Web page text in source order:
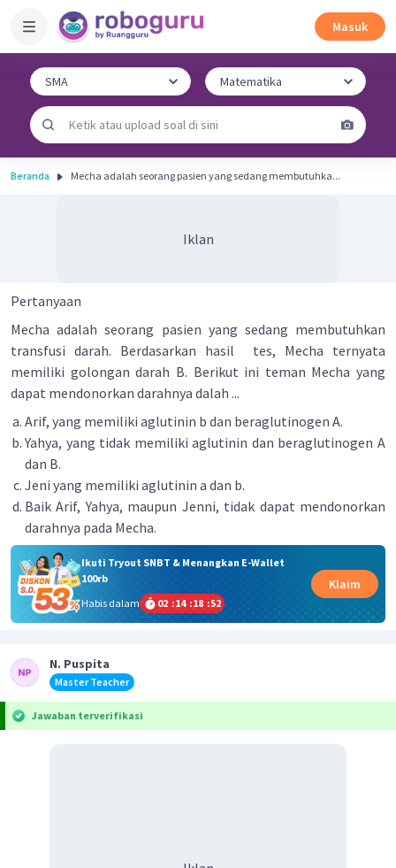
Masuk
Beranda Mecha adalah seorang pasien yang sedang membutuhka...
Iklan
Pertanyaan
Mecha adalah seorang pasien yang sedang membutuhkan
transfusi darah. Berdasarkan hasil tes, Mecha ternyata
memiliki golongan darah B. Berikut ini teman Mecha yang
dapat mendonorkan darahnya dalah ...
Arif, yang memiliki aglutinin b dan beraglutinogen A.
Yahya, yang tidak memiliki aglutinin dan beraglutinogen A
dan B.
Jeni yang memiliki aglutinin a dan b.
Baik Arif, Yahya, maupun Jenni, tidak dapat mendonorkan
darahnya pada Mecha.
Ikuti Tryout SNBT & Menangkan E-Wallet
100rb
Habis dalam
02 :14 :18 :52
Klaim
N. Puspita
Master Teacher
Jawaban terverifikasi